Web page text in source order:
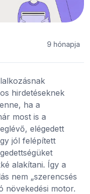
9 hónapja
hirdetéseknek
ha a
most is a
elégedett
jól felépített
alakítani. Így a
nem „szerencsés
növekedési motor.